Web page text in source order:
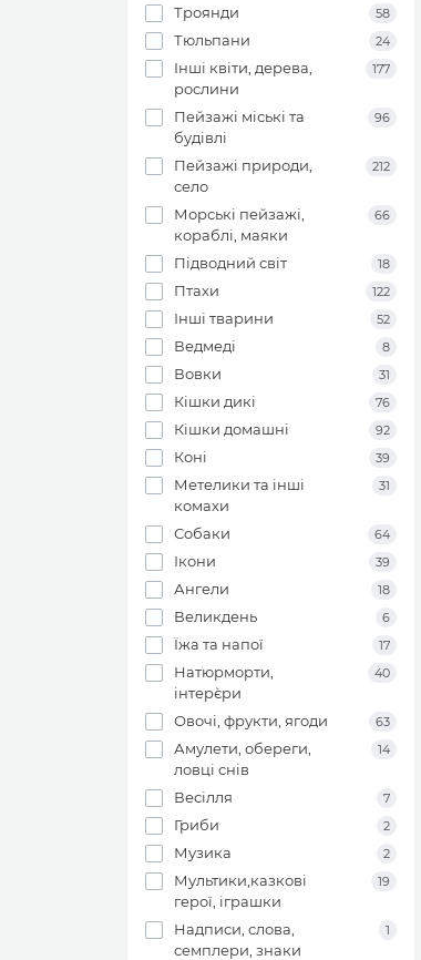
Троянди 58
Тюльпани 24
Інші квіти, дерева,
рослини
177
Пейзажі міські та
будівлі
96
Пейзажі природи,
село
212
Морські пейзажі,
кораблі, маяки
66
Підводний світ 18
Птахи 122
Інші тварини 52
Ведмеді 8
Вовки 31
Кішки дикі 76
Кішки домашні 92
Коні 39
Метелики та інші
комахи
31
Собаки 64
Ікони 39
Ангели 18
Великдень 6
Їжа та напої 17
Натюрморти,
інтер`єри
40
Овочі, фрукти, ягоди 63
Амулети, обереги,
ловці снів
14
Весілля 7
Гриби 2
Музика 2
Мультики,казкові
герої, іграшки
19
Надписи, слова,
семплери, знаки
1